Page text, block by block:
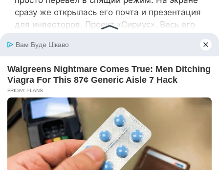
сразу же открылась его почта и презентация
для инвесторов. Проект «Сириус». Весь его
цифрах.
Алиса посмотрела на список получателей в
последнем отправленном письме. «Шрёдер»,
« Ли», «Белозёров». Она спокойно открыла
свою почту, создала новое письмо. В поле
«Кому» она методично вбила эти три адреса.
Тему написала коротко: «Проект „Сириус“.
Важная информация».